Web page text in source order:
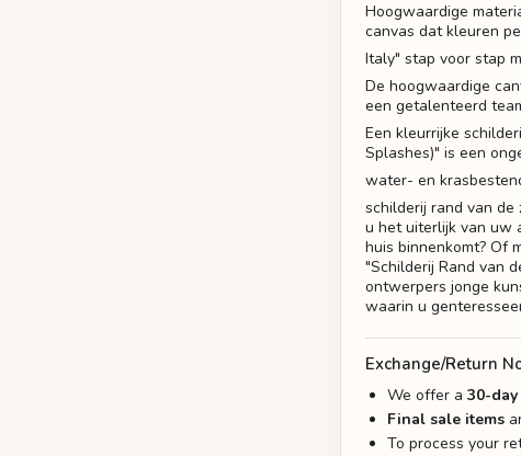
Hoogwaardige
canvas dat kleuren
Italy" stap voor stap
De hoogwaardige
een getalenteerd
Een kleurrijke
Splashes)" is een
water- en
schilderij rand van
u het uiterlijk van uw
huis binnenkomt? Of
"Schilderij Rand van
ontwerpers jonge
waarin u
Exchange/Return
We offer a 30-day
Final sale items
To process your